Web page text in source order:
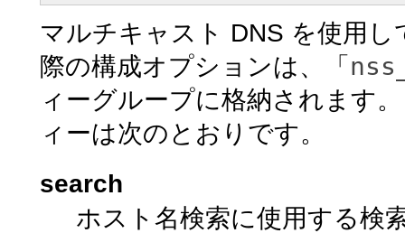
マルチキャスト DNS を使用
際の構成オプションは、「
ィーグループに格納されます
ィーは次のとおりです。
search
ホスト名検索に使用する検